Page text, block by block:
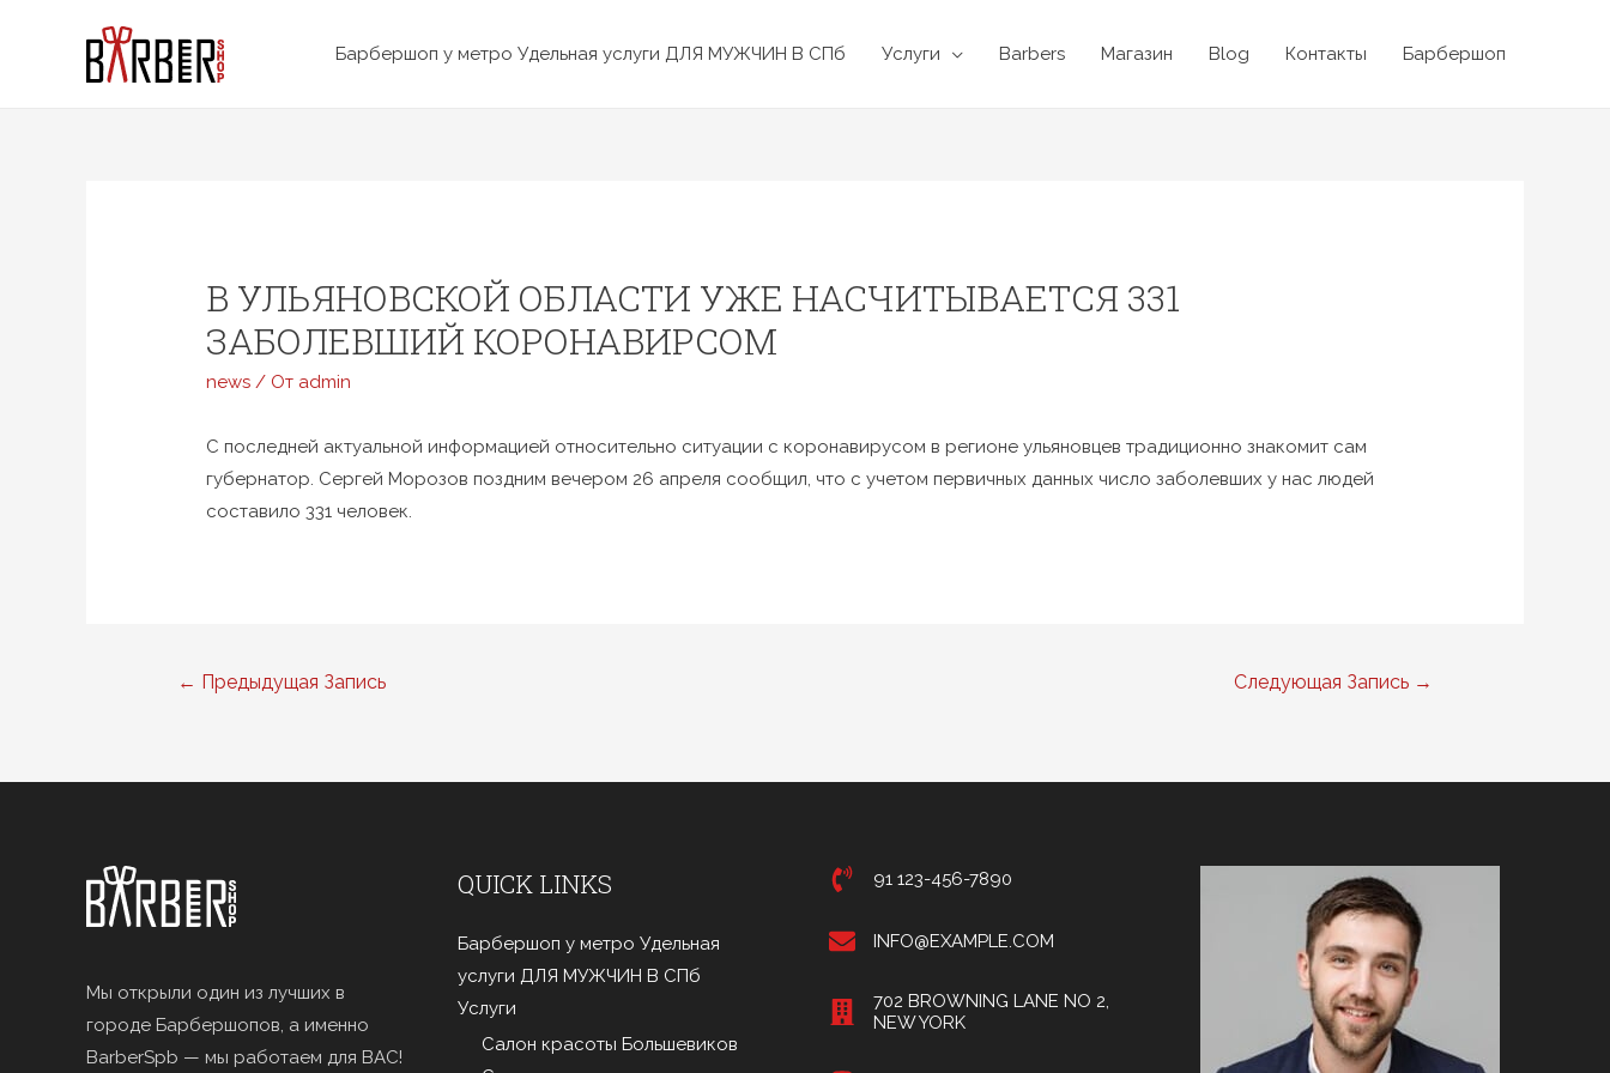
содержимому
Барбершоп у метро Удельная услуги ДЛЯ МУЖЧИН В СПб Услуги Barbers Магазин Blog Контакты Барбершоп
В УЛЬЯНОВСКОЙ ОБЛАСТИ УЖЕ НАСЧИТЫВАЕТСЯ 331
ЗАБОЛЕВШИЙ КОРОНАВИРСОМ
news / От admin
С последней актуальной информацией относительно ситуации с коронавирусом в регионе ульяновцев традиционно знакомит сам
губернатор. Сергей Морозов поздним вечером 26 апреля сообщил, что с учетом первичных данных число заболевших у нас людей
составило 331 человек.
Навигация
← Предыдущая Запись Следующая Запись →
Мы открыли один из лучших в
городе Барбершопов, а именно
BarberSpb — мы работаем для ВАС!
QUICK LINKS
Барбершоп у метро Удельная
услуги ДЛЯ МУЖЧИН В СПб
Услуги
Салон красоты Большевиков
91 123-456-7890
INFO@EXAMPLE.COM
702 BROWNING LANE NO 2,
NEW YORK